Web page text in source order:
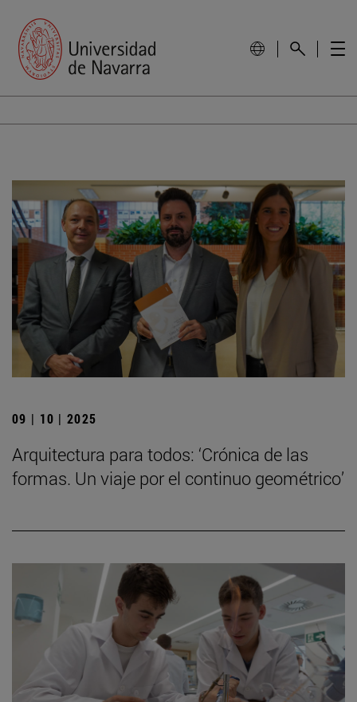
09 | 10 | 2025
Arquitectura para todos: ‘Crónica de las
formas. Un viaje por el continuo geométrico’